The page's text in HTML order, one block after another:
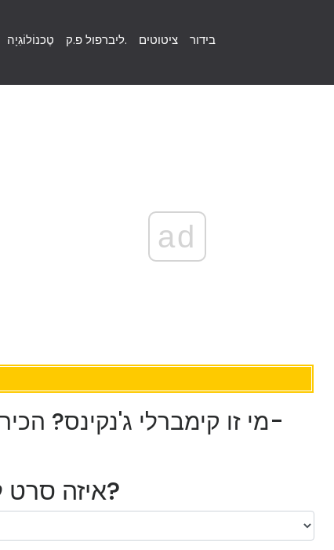
טֶכנוֹלוֹגִיָה ליברפול פ.ק. ציטוטים בידור
ad
מי זו קימברלי ג'נקינס?
איזה סרט לראות?